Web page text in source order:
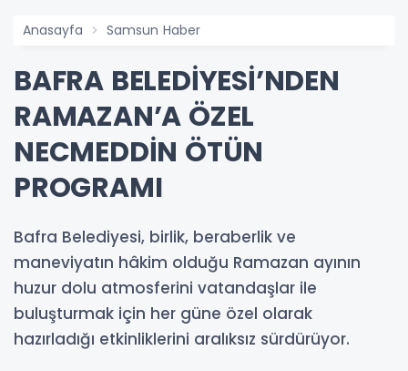
Anasayfa Samsun Haber
BAFRA BELEDİYESİ’NDEN
RAMAZAN’A ÖZEL
NECMEDDİN ÖTÜN
PROGRAMI
Bafra Belediyesi, birlik, beraberlik ve
maneviyatın hâkim olduğu Ramazan ayının
huzur dolu atmosferini vatandaşlar ile
buluşturmak için her güne özel olarak
hazırladığı etkinliklerini aralıksız sürdürüyor.